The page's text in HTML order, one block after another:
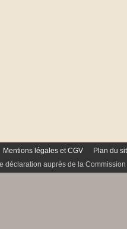
Mentions légales et CGV
Plan du
déclaration auprès de la